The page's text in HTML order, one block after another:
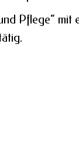
Pflege“ mit